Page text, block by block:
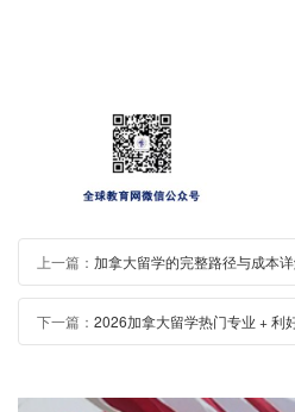
上一篇： 加拿大留学的完整路径与成本
下一篇： 2026加拿大留学热门专业 + 利